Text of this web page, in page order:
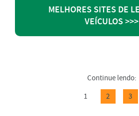
MELHORES SITES DE
VEÍCULOS >>>
Continue lendo:
1
2 3